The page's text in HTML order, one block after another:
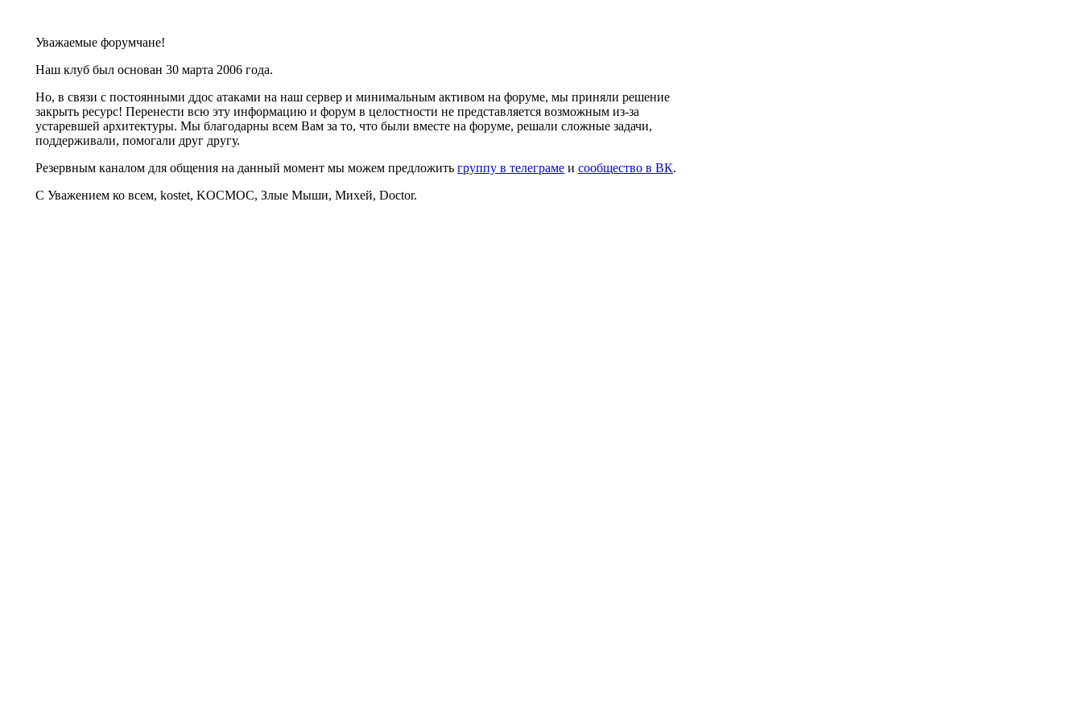
Уважаемые форумчане!
Наш клуб был основан 30 марта 2006 года.
Но, в связи с постоянными ддос атаками на наш сервер и минимальным активом на форуме, мы приняли решение
закрыть ресурс! Перенести всю эту информацию и форум в целостности не представляется возможным из-за
устаревшей архитектуры. Мы благодарны всем Вам за то, что были вместе на форуме, решали сложные задачи,
поддерживали, помогали друг другу.
Резервным каналом для общения на данный момент мы можем предложить группу в телеграме и сообщество в ВК.
С Уважением ко всем, kostet, KOCMOC, Злые Мыши, Михей, Doctor.